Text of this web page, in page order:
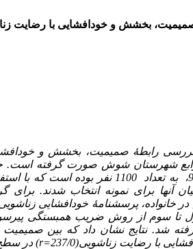
، بخشش و خودافشایی با رضایت
رابطۀ صمیمیت،بخشش و
شهرستان شوش صورت گرفته است.
برای
پرسشنامۀ خودافشایی
اول تا سوم از روش ضریب همبستگی
شد. نتایج نشان داد که بین صمیمیت با
با رضایت زناشویی(237/0 r=) در سطح 01/